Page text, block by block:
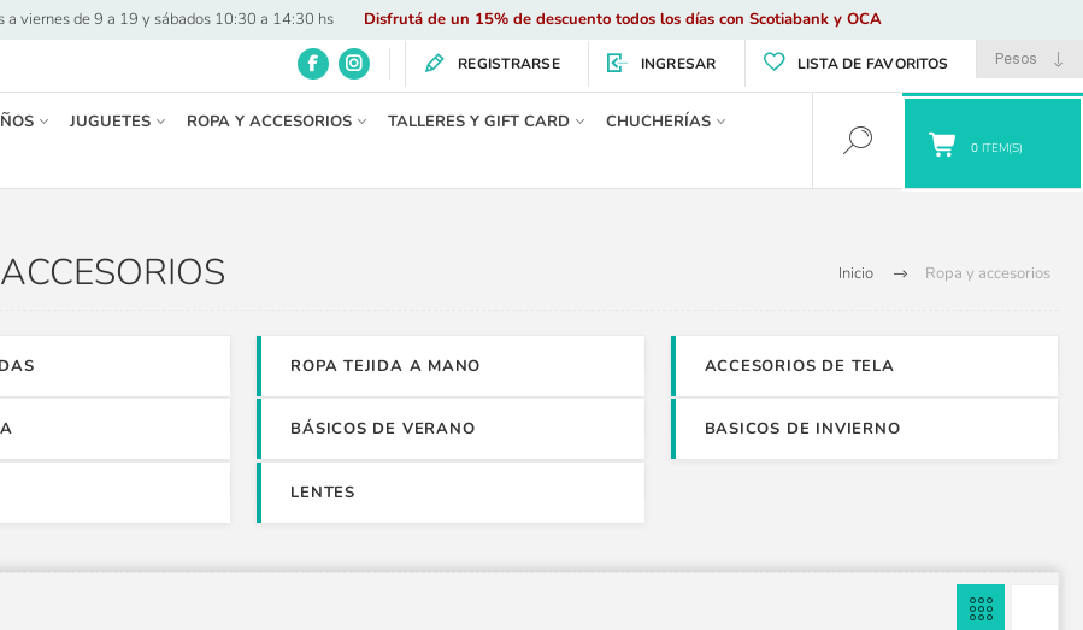
a viernes de 9 a 19 y sábados 10:30 a 14:30 hs Disfrutá de un 15% de descuento todos los días con Scotiabank y OCA
REGISTRARSE INGRESAR LISTA DE FAVORITOS
JUGUETES ROPA Y ACCESORIOS TALLERES Y GIFT CARD
CHUCHERÍAS
0 ITEM(S)
Inicio Ropa y accesorios
ROPA TEJIDA A MANO ACCESORIOS DE TELA
BÁSICOS DE VERANO BASICOS DE INVIERNO
LENTES